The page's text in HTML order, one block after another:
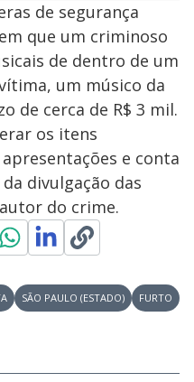
de segurança
que um criminoso
de dentro de um
um músico da
de cerca de R$ 3 mil.
os itens
e conta
divulgação das
do crime.
SÃO PAULO (ESTADO) FURTO